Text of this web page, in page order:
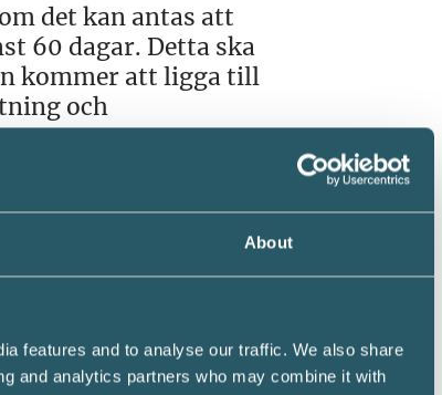
About
features and to analyse our traffic. We also share
and analytics partners who may combine it with
det kan antas att
60 dagar. Detta ska
kommer att ligga till
och
för
arbetsgivare ansöka
eller för att